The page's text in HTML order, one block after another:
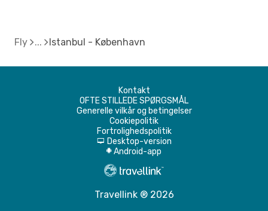
Fly Istanbul - København
Kontakt
OFTE STILLEDE SPØRGSMÅL
Generelle vilkår og betingelser
Cookiepolitik
Fortrolighedspolitik
d Desktop-version
A Android-app
Travellink ® 2026